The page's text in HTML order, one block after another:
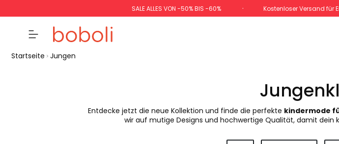
SALE ALLES VON -50% BIS -60% Kostenloser Versand für
Startseite Jungen
Entdecke jetzt die neue Kollektion und finde die perfekte kindermode
wir auf mutige Designs und hochwertige Qualität, damit